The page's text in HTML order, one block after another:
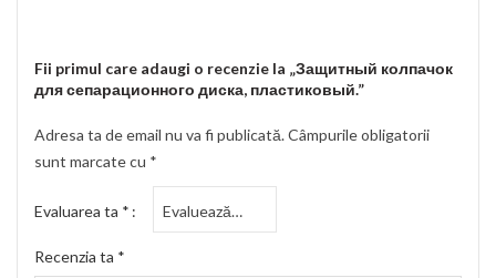
Fii primul care adaugi o recenzie la „Защитный колпачок
для сепарационного диска, пластиковый.”
Adresa ta de email nu va fi publicată.Câmpurile obligatorii
sunt marcate cu *
Evaluarea ta *
Recenzia ta *